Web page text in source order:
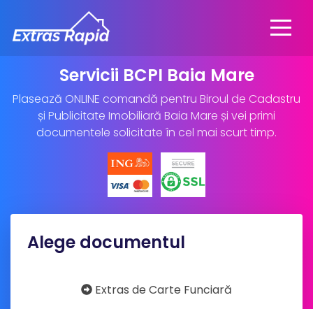
Servicii BCPI Baia Mare
Plasează ONLINE comandă pentru Biroul de Cadastru
și Publicitate Imobiliară Baia Mare și vei primi
documentele solicitate în cel mai scurt timp.
Alege documentul
Extras de Carte Funciară